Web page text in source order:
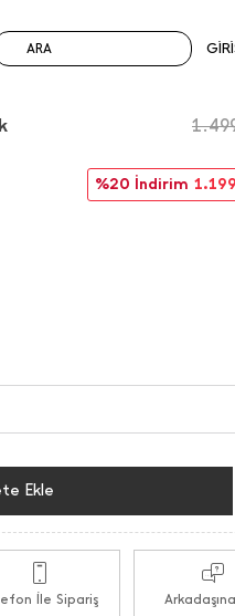
ARA
%20 İndirim
Ekle
İle Sipariş